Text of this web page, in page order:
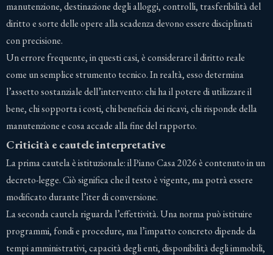
manutenzione, destinazione degli alloggi, controlli, trasferibilità del
diritto e sorte delle opere alla scadenza devono essere disciplinati
con precisione.
Un errore frequente, in questi casi, è considerare il diritto reale
come un semplice strumento tecnico. In realtà, esso determina
l’assetto sostanziale dell’intervento: chi ha il potere di utilizzare il
bene, chi sopporta i costi, chi beneficia dei ricavi, chi risponde della
manutenzione e cosa accade alla fine del rapporto.
Criticità e cautele interpretative
La prima cautela è istituzionale: il Piano Casa 2026 è contenuto in un
decreto-legge. Ciò significa che il testo è vigente, ma potrà essere
modificato durante l’iter di conversione.
La seconda cautela riguarda l’effettività. Una norma può istituire
programmi, fondi e procedure, ma l’impatto concreto dipende da
tempi amministrativi, capacità degli enti, disponibilità degli immobili,